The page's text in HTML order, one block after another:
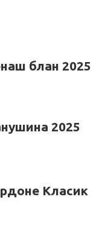
блан 2025
2025
Класик